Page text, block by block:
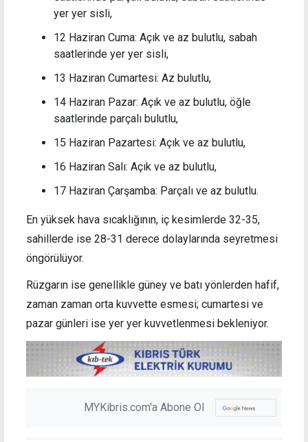
yer yer sisli,
12 Haziran Cuma: Açık ve az bulutlu, sabah
saatlerinde yer yer sisli,
13 Haziran Cumartesi: Az bulutlu,
14 Haziran Pazar: Açık ve az bulutlu, öğle
saatlerinde parçalı bulutlu,
15 Haziran Pazartesi: Açık ve az bulutlu,
16 Haziran Salı: Açık ve az bulutlu,
17 Haziran Çarşamba: Parçalı ve az bulutlu.
En yüksek hava sıcaklığının, iç kesimlerde 32-35,
sahillerde ise 28-31 derece dolaylarında seyretmesi
öngörülüyor.
Rüzgarın ise genellikle güney ve batı yönlerden hafif,
zaman zaman orta kuvvette esmesi; cumartesi ve
pazar günleri ise yer yer kuvvetlenmesi bekleniyor.
MYKibris.com'a Abone Ol